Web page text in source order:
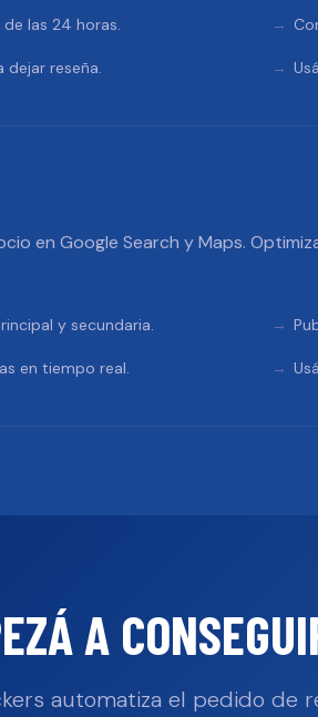
las 24 horas.
dejar reseña.
en Google Search y Maps.
y secundaria.
en tiempo real.
A
automatiza el pedido de